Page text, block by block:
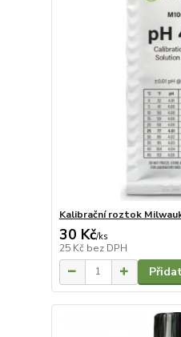
Kalibrační roztok
30 Kč/ks
25 Kč bez DPH